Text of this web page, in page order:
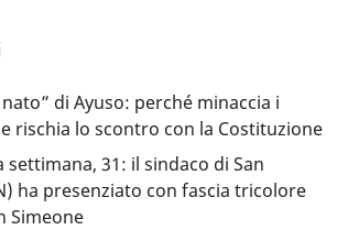
di Ayuso: perché minaccia i
rischia lo scontro con la Costituzione
settimana, 31: il sindaco di San
ha presenziato con fascia tricolore
Simeone